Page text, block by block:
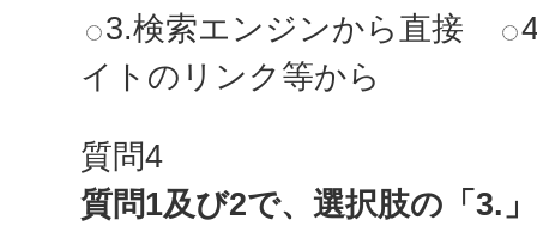
3.検索エンジンから直接
イトのリンク等から
質問4
質問1及び2で、選択肢の「3.